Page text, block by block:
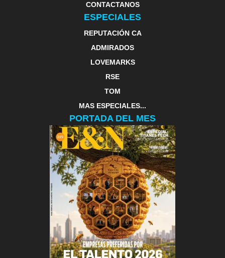
CONTACTANOS
ESPECIALES
REPUTACIÓN CA
ADMIRADOS
LOVEMARKS
RSE
TOM
MAS ESPECIALES...
PORTADA DEL MES